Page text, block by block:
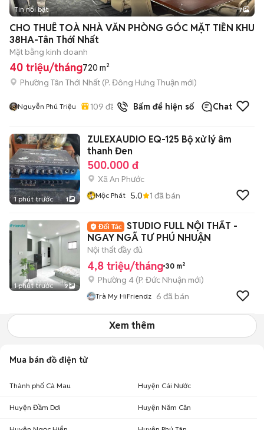
+2
Tin nổi bật 7
CHO THUÊ TOÀ NHÀ VĂN PHÒNG GÓC MẶT TIỀN KHU
38HA-Tân Thới Nhất
Mặt bằng kinh doanh
40 triệu/tháng720 m²
Phường Tân Thới Nhất (P. Đông Hưng Thuận mới)
Nguyễn Phú Triệu 109 đã bán Bấm để hiện số Chat
1 phút trước 1
ZULEXAUDIO EQ-125 Bộ xử lý âm
thanh Đen
500.000 đ
Xã An Phước
Mộc Phát 5.0 1 đã bán
1 phút trước 9
STUDIO FULL NỘI THẤT -
NGAY NGÃ TƯ PHÚ NHUẬN
Nội thất đầy đủ
4,8 triệu/tháng 30 m²
Phường 4 (P. Đức Nhuận mới)
Trà My HiFriendz 6 đã bán
Xem thêm
Mua bán đồ điện tử
Thành phố Cà Mau Huyện Cái Nước
Huyện Đầm Dơi Huyện Năm Căn